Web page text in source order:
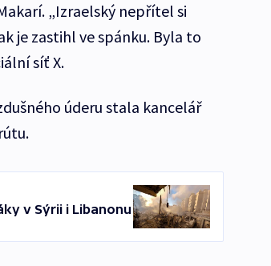
„Izraelský nepřítel si
je zastihl ve spánku. Byla to
síť X.
úderu stala kancelář
v Sýrii i Libanonu